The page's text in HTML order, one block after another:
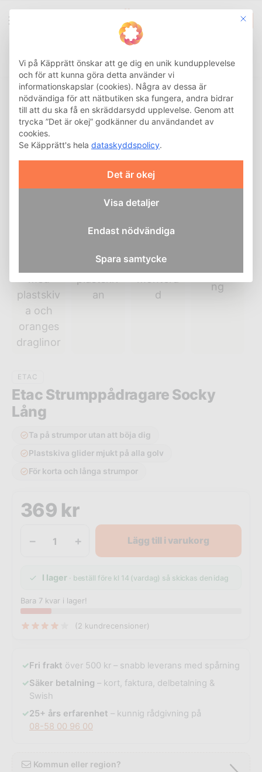
0
ETAC
Etac Strumppådragare Socky
Lång
Ta på strumpor utan att böja dig
Plastskiva glider mjukt på alla golv
För korta och långa strumpor
369 kr
(2 kundrecensioner)
− + Lägg till i varukorg
I lager · beställ före kl 14 (vardag) så skickas den idag
Bara 7 kvar i lager!
✓Fri frakt över 500 kr – snabb leverans med spårning
✓Säker betalning – kort, faktura, delbetalning &
Swish
✓25+ års erfarenhet – kunnig rådgivning på
08-58 00 96 00
Kommun eller region?
This
Vi på Käpprätt önskar att ge dig en unik kundupplevelse
och för att kunna göra detta använder vi
informationskapslar (cookies). Några av dessa är
nödvändiga för att nätbutiken ska fungera, andra bidrar
till att du ska få en skräddarsydd upplevelse. Genom att
trycka ”Det är okej” godkänner du användandet av
cookies.
Se Käpprätt's hela dataskyddspolicy.
Det är okej
Visa detaljer
Endast nödvändiga
Spara samtycke